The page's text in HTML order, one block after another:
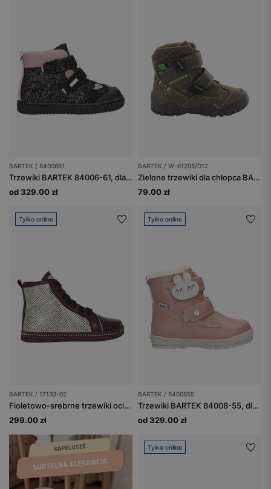
BARTEK / 8400661
Trzewiki BARTEK 84006-61, dla dziewcząt, czarny + różowy
od 329.00 zł
BARTEK / W-61205/D12
Zielone trzewiki dla chłopca BARTEK W-61205/D12
79.00 zł
Tylko online
BARTEK / 17133-02
Fioletowo-srebrne trzewiki ocieplane BARTEK typu trampki 17133-02
299.00 zł
Tylko online
BARTEK / 8400855
Trzewiki BARTEK 84008-55, dla dziewcząt, różowe
od 329.00 zł
Tylko online